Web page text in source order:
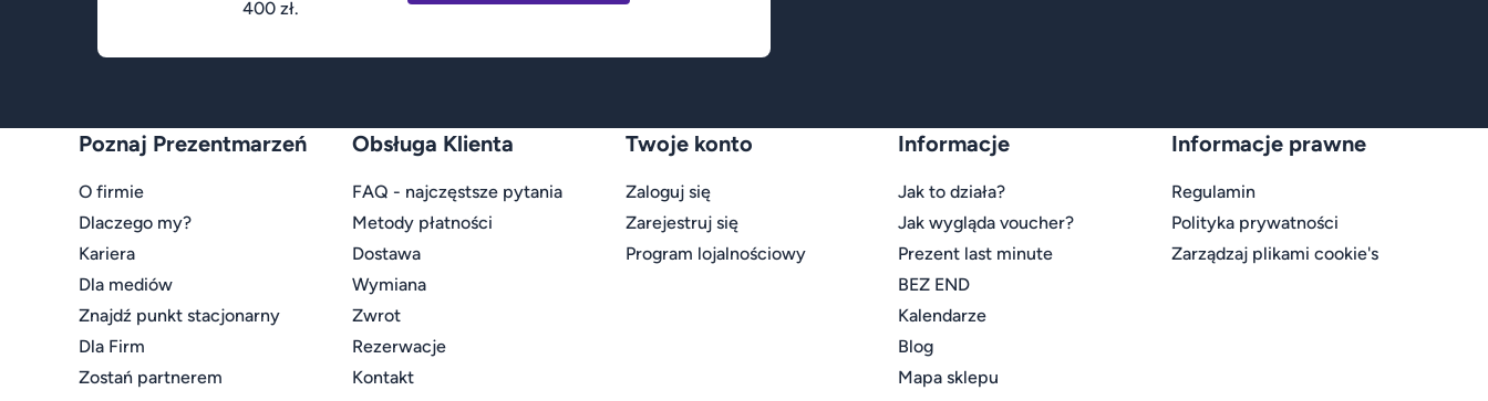
400 zł.
Poznaj Prezentmarzeń
O firmie
Dlaczego my?
Kariera
Dla mediów
Znajdź punkt stacjonarny
Dla Firm
Zostań partnerem
Obsługa Klienta
FAQ - najczęstsze pytania
Metody płatności
Dostawa
Wymiana
Zwrot
Rezerwacje
Kontakt
Twoje konto
Zaloguj się
Zarejestruj się
Program lojalnościowy
Informacje
Jak to działa?
Jak wygląda voucher?
Prezent last minute
BEZ END
Kalendarze
Blog
Mapa sklepu
Informacje prawne
Regulamin
Polityka prywatności
Zarządzaj plikami cookie's